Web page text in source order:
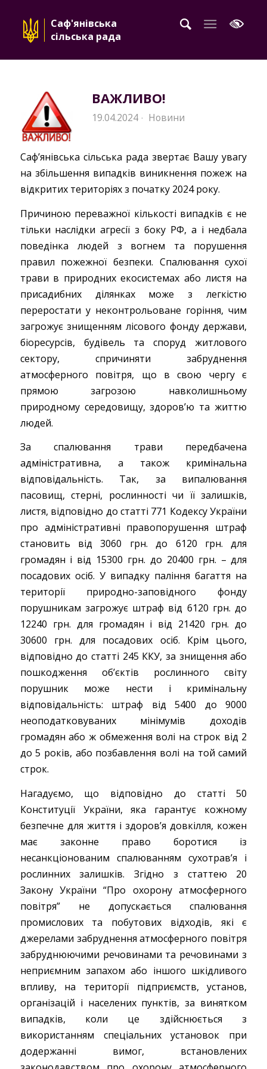
Саф'янівська
сільська рада
ВАЖЛИВО!
19.04.2024 · Новини
Саф’янівська сільська рада звертає Вашу увагу
на збільшення випадків виникнення пожеж на
відкритих територіях з початку 2024 року.
Причиною переважної кількості випадків є не
тільки наслідки агресії з боку РФ, а і недбала
поведінка людей з вогнем та порушення
правил пожежної безпеки. Спалювання сухої
трави в природних екосистемах або листя на
присадибних ділянках може з легкістю
переростати у неконтрольоване горіння, чим
загрожує знищенням лісового фонду держави,
біоресурсів, будівель та споруд житлового
сектору, спричиняти забруднення
атмосферного повітря, що в свою чергу є
прямою загрозою навколишньому
природному середовищу, здоров’ю та життю
людей.
За спалювання трави передбачена
адміністративна, а також кримінальна
відповідальність. Так, за випалювання
пасовищ, стерні, рослинності чи її залишків,
листя, відповідно до статті 771 Кодексу України
про адміністративні правопорушення штраф
становить від 3060 грн. до 6120 грн. для
громадян і від 15300 грн. до 20400 грн. – для
посадових осіб. У випадку паління багаття на
території природно-заповідного фонду
порушникам загрожує штраф від 6120 грн. до
12240 грн. для громадян і від 21420 грн. до
30600 грн. для посадових осіб. Крім цього,
відповідно до статті 245 ККУ, за знищення або
пошкодження об’єктів рослинного світу
порушник може нести і кримінальну
відповідальність: штраф від 5400 до 9000
неоподатковуваних мінімумів доходів
громадян або ж обмеження волі на строк від 2
до 5 років, або позбавлення волі на той самий
строк.
Нагадуємо, що відповідно до статті 50
Конституції України, яка гарантує кожному
безпечне для життя і здоров’я довкілля, кожен
має законне право боротися із
несанкціонованим спалюванням сухотрав’я і
рослинних залишків. Згідно з статтею 20
Закону України “Про охорону атмосферного
повітря” не допускається спалювання
промислових та побутових відходів, які є
джерелами забруднення атмосферного повітря
забруднюючими речовинами та речовинами з
неприємним запахом або іншого шкідливого
впливу, на території підприємств, установ,
організацій і населених пунктів, за винятком
випадків, коли це здійснюється з
використанням спеціальних установок при
додержанні вимог, встановлених